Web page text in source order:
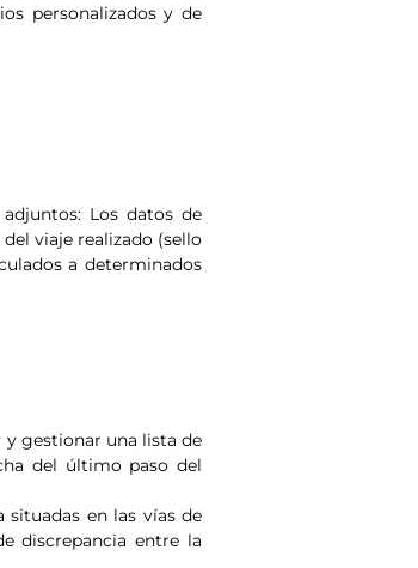
personalizados y de
Los datos de
viaje realizado (sello
a determinados
y gestionar una lista de
del último paso del
en las vías de
discrepancia entre la